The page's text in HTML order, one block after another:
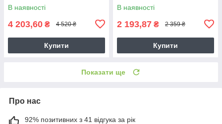
В наявності
4 203,60 ₴ 4 520 ₴
Купити
В наявності
2 193,87 ₴ 2 359 ₴
Купити
Показати ще
Про нас
92% позитивних з 41 відгука за рік